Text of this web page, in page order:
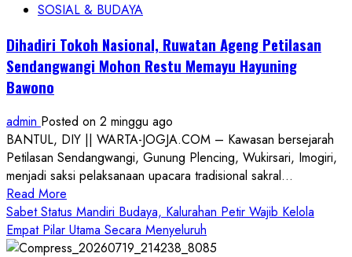
SOSIAL & BUDAYA
Dihadiri Tokoh Nasional, Ruwatan Ageng Petilasan
Sendangwangi Mohon Restu Memayu Hayuning
Bawono
admin Posted on 2 minggu ago
BANTUL, DIY || WARTA-JOGJA.COM – Kawasan bersejarah
Petilasan Sendangwangi, Gunung Plencing, Wukirsari, Imogiri,
menjadi saksi pelaksanaan upacara tradisional sakral...
Read More
more
about
Dihadiri
Sabet Status Mandiri Budaya, Kalurahan Petir Wajib Kelola
Empat Pilar Utama Secara Menyeluruh